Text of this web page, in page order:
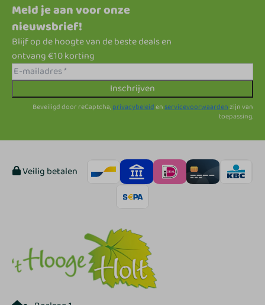
Meld je aan voor onze
nieuwsbrief!
Blijf op de hoogte van de beste deals en
ontvang €10 korting
Inschrijven
Beveiligd door reCaptcha,privacybeleidenservicevoorwaardenzijn van
toepassing.
Veilig betalen